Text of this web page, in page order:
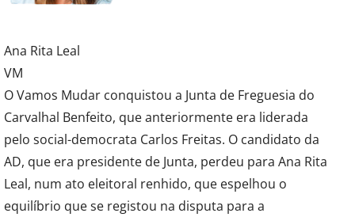
Ana Rita Leal
VM
O Vamos Mudar conquistou a Junta de Freguesia do
Carvalhal Benfeito, que anteriormente era liderada
pelo social-democrata Carlos Freitas. O candidato da
AD, que era presidente de Junta, perdeu para Ana Rita
Leal, num ato eleitoral renhido, que espelhou o
equilíbrio que se registou na disputa para a